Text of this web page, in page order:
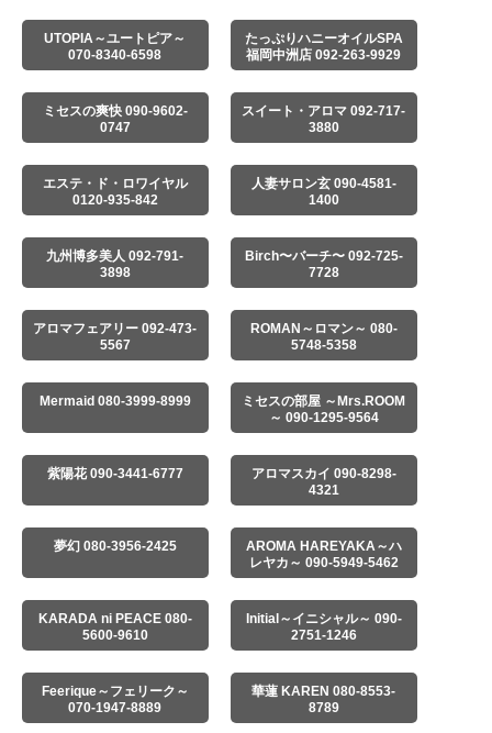
UTOPIA～ユートピア～
070-8340-6598
たっぷりハニーオイルSPA
福岡中洲店 092-263-9929
ミセスの爽快 090-9602-
0747
スイート・アロマ 092-717-
3880
エステ・ド・ロワイヤル
0120-935-842
人妻サロン玄 090-4581-
1400
九州博多美人 092-791-
3898
Birch〜バーチ〜 092-725-
7728
アロマフェアリー 092-473-
5567
ROMAN～ロマン～ 080-
5748-5358
Mermaid 080-3999-8999
ミセスの部屋 ～Mrs.ROOM
～ 090-1295-9564
紫陽花 090-3441-6777
アロマスカイ 090-8298-
4321
夢幻 080-3956-2425
AROMA HAREYAKA～ハ
レヤカ～ 090-5949-5462
KARADA ni PEACE 080-
5600-9610
Initial～イニシャル～ 090-
2751-1246
Feerique～フェリーク～
070-1947-8889
華蓮 KAREN 080-8553-
8789